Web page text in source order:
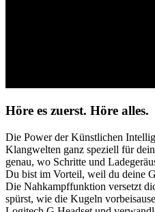
Höre es zuerst. Höre alles.
Die Power der Künstlichen
Klangwelten ganz speziell für
genau, wo Schritte und
Du bist im Vorteil, weil du deine
Die Nahkampffunktion versetzt
spürst, wie die Kugeln